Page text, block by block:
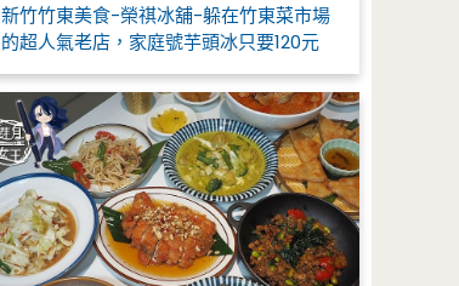
新竹竹東美食-榮祺冰舖-躲在竹東菜市場
的超人氣老店，家庭號芋頭冰只要120元